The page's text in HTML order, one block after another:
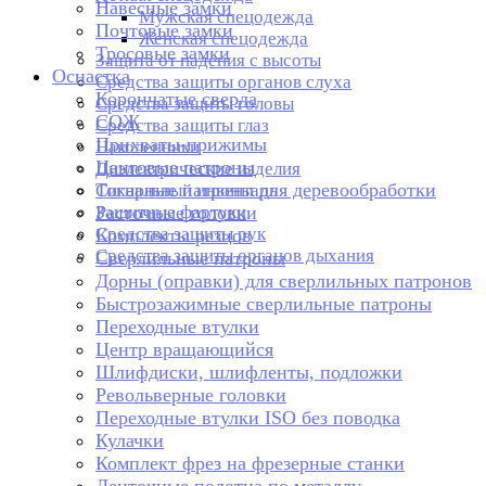
Мужская спецодежда
Женская спецодежда
Защита от падения с высоты
Средства защиты органов слуха
Средства защиты головы
Средства защиты глаз
Наколенники
Диэлектрические изделия
Сигнальный инвентарь
Защитные фартуки
Средства защиты рук
Средства защиты органов дыхания
Навесные замки
Почтовые замки
Тросовые замки
Оснастка
Корончатые сверла
СОЖ
Прихваты-прижимы
Цанговые патроны
Токарные патроны для деревообработки
Расточные головки
Комплекты резцов
Сверлильные патроны
Дорны (оправки) для сверлильных патронов
Быстрозажимные сверлильные патроны
Переходные втулки
Центр вращающийся
Шлифдиски, шлифленты, подложки
Револьверные головки
Переходные втулки ISO без поводка
Кулачки
Комплект фрез на фрезерные станки